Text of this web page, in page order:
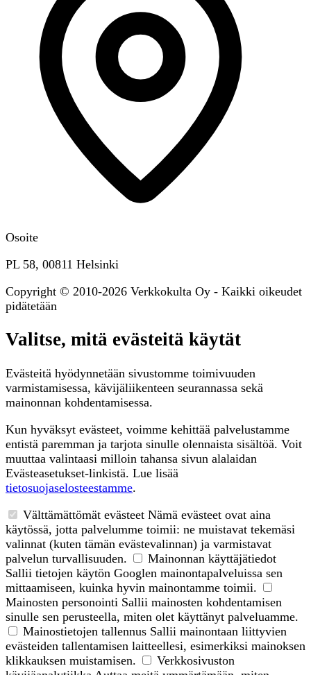
Osoite
PL 58, 00811 Helsinki
Copyright © 2010-2026 Verkkokulta Oy - Kaikki oikeudet
pidätetään
Valitse, mitä evästeitä käytät
Evästeitä hyödynnetään sivustomme toimivuuden
varmistamisessa, kävijäliikenteen seurannassa sekä
mainonnan kohdentamisessa.
Kun hyväksyt evästeet, voimme kehittää palvelustamme
entistä paremman ja tarjota sinulle olennaista sisältöä. Voit
muuttaa valintaasi milloin tahansa sivun alalaidan
Evästeasetukset-linkistä. Lue lisää
tietosuojaselosteestamme.
Välttämättömät evästeet Nämä evästeet ovat aina
käytössä, jotta palvelumme toimii: ne muistavat tekemäsi
valinnat (kuten tämän evästevalinnan) ja varmistavat
palvelun turvallisuuden.
Mainonnan käyttäjätiedot
Sallii tietojen käytön Googlen mainontapalveluissa sen
mittaamiseen, kuinka hyvin mainontamme toimii.
Mainosten personointi Sallii mainosten kohdentamisen
sinulle sen perusteella, miten olet käyttänyt palveluamme.
Mainostietojen tallennus Sallii mainontaan liittyvien
evästeiden tallentamisen laitteellesi, esimerkiksi mainoksen
klikkauksen muistamisen.
Verkkosivuston